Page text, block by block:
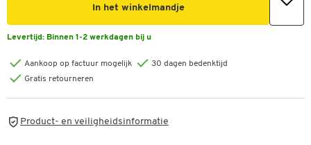
In het winkelmandje
Levertijd: Binnen 1-2 werkdagen bij u
Aankoop op factuur mogelijk
30 dagen bedenktijd
Gratis retourneren
Product- en veiligheidsinformatie